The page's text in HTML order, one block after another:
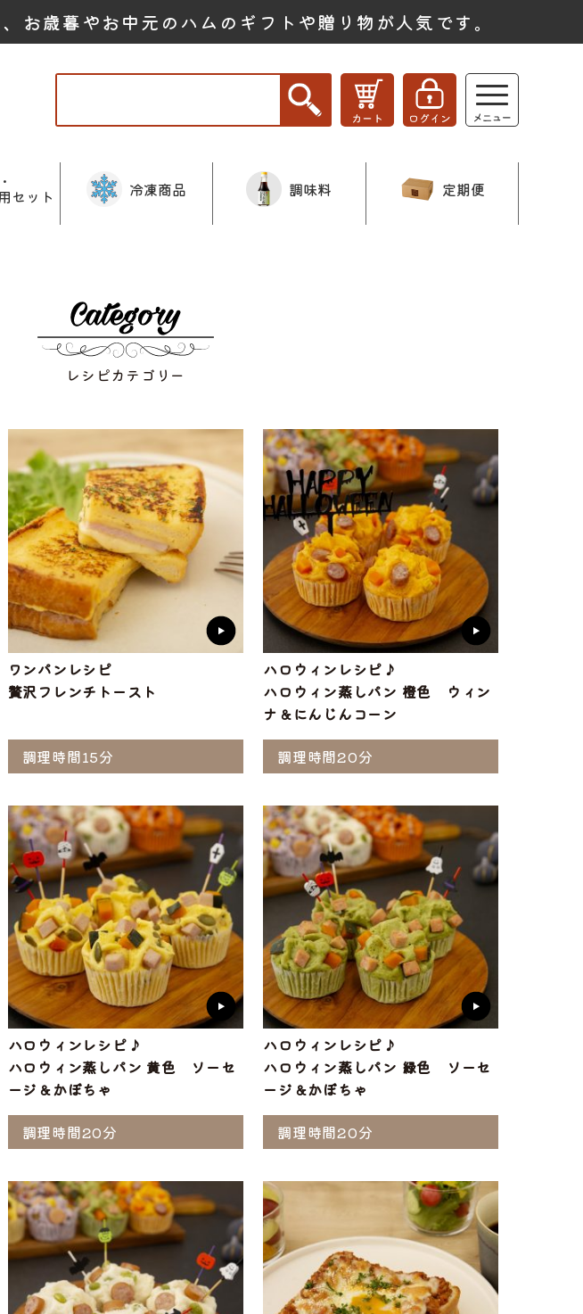
お歳暮やお中元のハムのギフトや贈り物が人気です。
ヒレ こま切れ
・ひき肉
味付け肉
・ホルモン
バイン 惣菜・レトルト
セット 冷凍商品 調味料 定期便
レシピカテゴリー
ワンパンレシピ
贅沢フレンチトースト
調理時間15分
ハロウィンレシピ♪
ハロウィン蒸しパン 橙色 ウィン
ナ＆にんじんコーン
調理時間20分
ハロウィンレシピ♪
ハロウィン蒸しパン 黄色 ソーセ
ージ＆かぼちゃ
調理時間20分
ハロウィンレシピ♪
ハロウィン蒸しパン 緑色 ソーセ
ージ＆かぼちゃ
調理時間20分